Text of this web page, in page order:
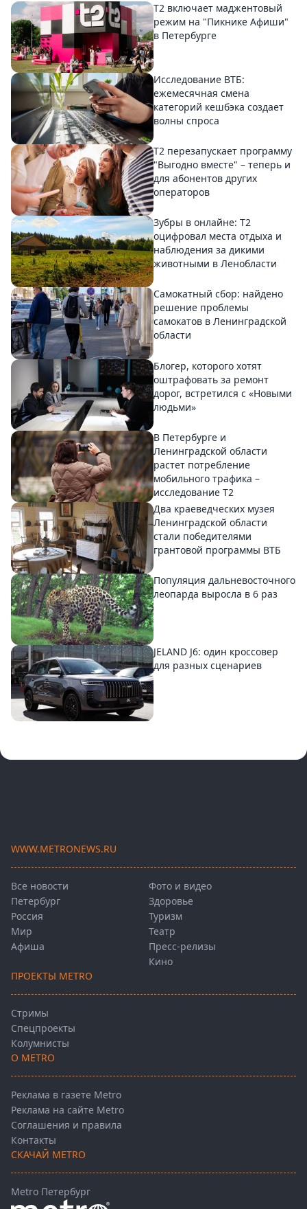
Т2 включает маджентовый
режим на "Пикнике Афиши"
в Петербурге
Исследование ВТБ:
ежемесячная смена
категорий кешбэка создает
волны спроса
Т2 перезапускает программу
"Выгодно вместе" – теперь и
для абонентов других
операторов
Зубры в онлайне: Т2
оцифровал места отдыха и
наблюдения за дикими
животными в Ленобласти
Самокатный сбор: найдено
решение проблемы
самокатов в Ленинградской
области
Блогер, которого хотят
оштрафовать за ремонт
дорог, встретился с «Новыми
людьми»
В Петербурге и
Ленинградской области
растет потребление
мобильного трафика –
исследование T2
Два краеведческих музея
Ленинградской области
стали победителями
грантовой программы ВТБ
Популяция дальневосточного
леопарда выросла в 6 раз
JELAND J6: один кроссовер
для разных сценариев
WWW.METRONEWS.RU
Все новости
Петербург
Россия
Мир
Афиша
Фото и видео
Здоровье
Туризм
Театр
Пресс-релизы
Кино
ПРОЕКТЫ METRO
Стримы
Спецпроекты
Колумнисты
О METRO
Реклама в газете Metro
Реклама на сайте Metro
Соглашения и правила
Контакты
СКАЧАЙ METRO
Metro Петербург